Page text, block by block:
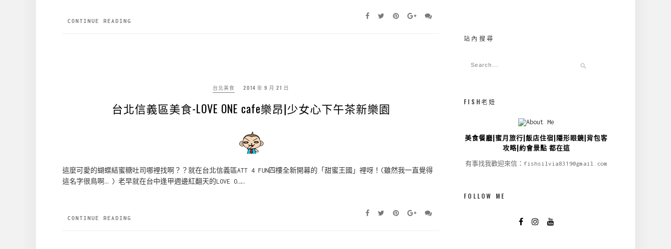
CONTINUE READING
台北美食 2014 年 9 月 21 日
台北信義區美食-LOVE ONE cafe樂昂|少女心下午茶新樂園
這麼可愛的蝴蝶結蜜糖吐司哪裡找啊？？就在台北信義區ATT 4 FUN四樓全新開幕的「甜蜜王國」裡呀！(雖然我一直覺得
這名字很鳥啊… ) 老早就在台中逢甲週邊紅翻天的LOVE O……
CONTINUE READING
站內搜尋
FISH老妞
美食餐廳|蜜月旅行|飯店住宿|隱形眼鏡|背包客
攻略|約會景點 都在這
有事找我歡迎來信：fishsilvia8319@gmail.com
FOLLOW ME